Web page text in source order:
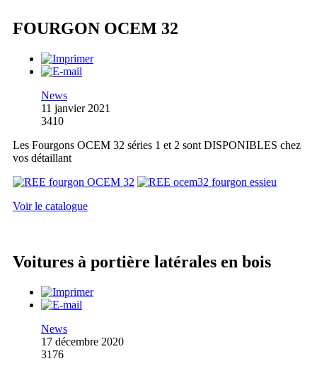
FOURGON OCEM 32
News
11 janvier 2021
3410
Les Fourgons OCEM 32 séries 1 et 2 sont DISPONIBLES chez
vos détaillant
Voir le catalogue
Voitures à portière latérales en bois
News
17 décembre 2020
3176